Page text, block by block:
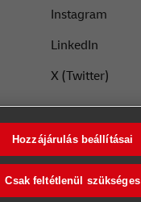
Instagram
LinkedIn
X (Twitter)
Hozzájárulás beállításai
Csak feltétlenül szükséges